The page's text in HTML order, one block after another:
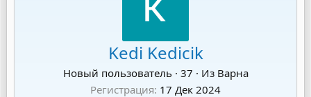
Kedi Kedicik
Новый пользователь · 37 · Из Варна
Регистрация 17 Дек 2024